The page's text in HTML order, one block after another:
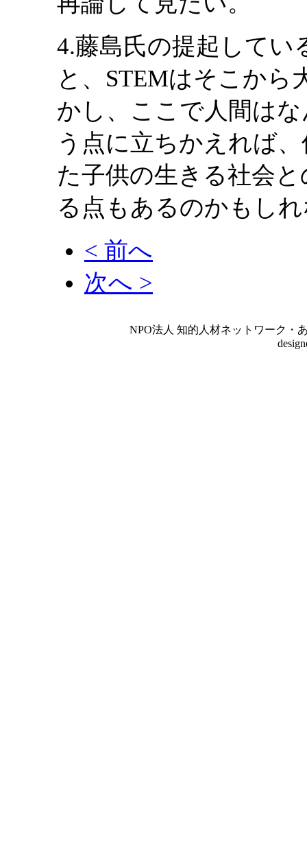
4.藤島氏の提起してい
と、STEMはそこか
かし、ここで人間は
う点に立ちかえれば
た子供の生きる社会
る点もあるのかもし
< 前へ
次へ >
NPO法人 知的人材ネットワーク・